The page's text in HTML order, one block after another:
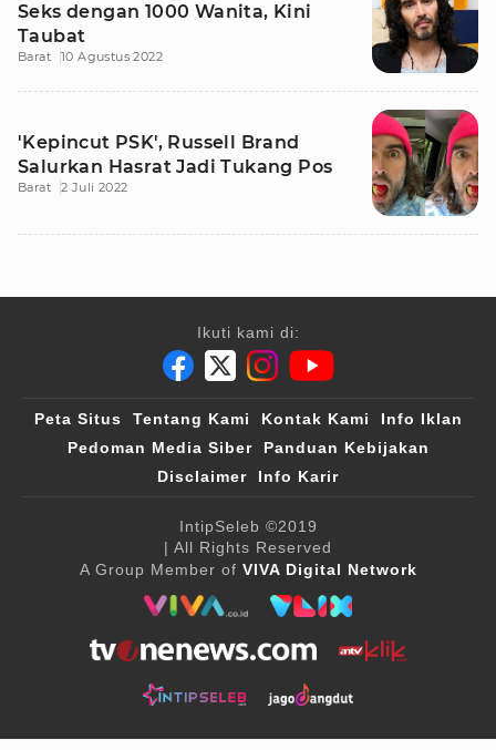
Seks dengan 1000 Wanita, Kini
Taubat
Barat 10 Agustus 2022
'Kepincut PSK', Russell Brand
Salurkan Hasrat Jadi Tukang Pos
Barat 2 Juli 2022
Ikuti kami di:
Peta Situs Tentang Kami Kontak Kami
Info Iklan
Pedoman Media Siber
Panduan Kebijakan
Disclaimer
Info Karir
IntipSeleb ©2019
| All Rights Reserved
A Group Member of VIVA Digital Network